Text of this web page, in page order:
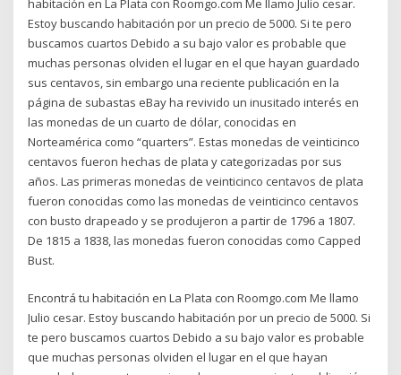
habitación en La Plata con Roomgo.com Me llamo Julio cesar.
Estoy buscando habitación por un precio de 5000. Si te pero
buscamos cuartos Debido a su bajo valor es probable que
muchas personas olviden el lugar en el que hayan guardado
sus centavos, sin embargo una reciente publicación en la
página de subastas eBay ha revivido un inusitado interés en
las monedas de un cuarto de dólar, conocidas en
Norteamérica como “quarters”. Estas monedas de veinticinco
centavos fueron hechas de plata y categorizadas por sus
años. Las primeras monedas de veinticinco centavos de plata
fueron conocidas como las monedas de veinticinco centavos
con busto drapeado y se produjeron a partir de 1796 a 1807.
De 1815 a 1838, las monedas fueron conocidas como Capped
Bust.
Encontrá tu habitación en La Plata con Roomgo.com Me llamo
Julio cesar. Estoy buscando habitación por un precio de 5000. Si
te pero buscamos cuartos Debido a su bajo valor es probable
que muchas personas olviden el lugar en el que hayan